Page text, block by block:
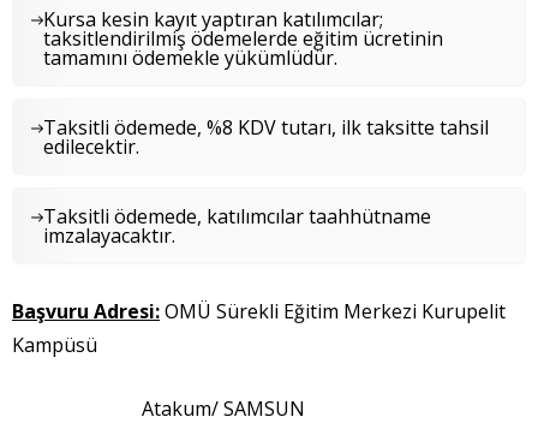
Kursa kesin kayıt yaptıran katılımcılar;
taksitlendirilmiş ödemelerde eğitim ücretinin
tamamını ödemekle yükümlüdür.
Taksitli ödemede, %8 KDV tutarı, ilk taksitte tahsil
edilecektir.
Taksitli ödemede, katılımcılar taahhütname
imzalayacaktır.
Başvuru Adresi:OMÜ Sürekli Eğitim Merkezi Kurupelit
Kampüsü
Atakum/ SAMSUN